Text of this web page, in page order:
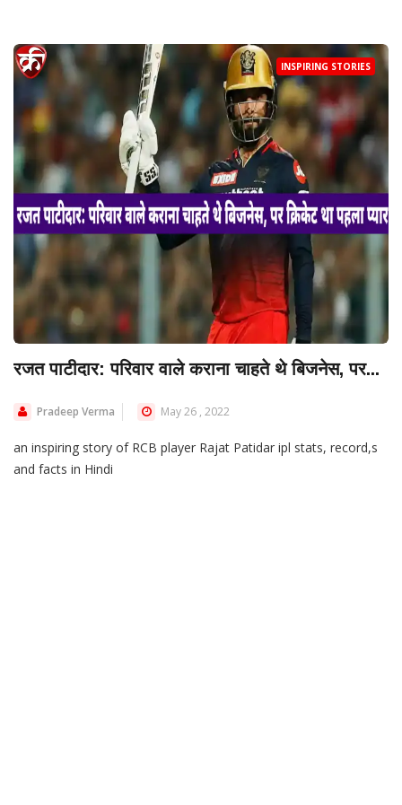
INSPIRING STORIES
रजत पाटीदार: परिवार वाले कराना चाहते थे बिजनेस, पर...
Pradeep Verma May 26 , 2022
an inspiring story of RCB player Rajat Patidar ipl stats, record,s
and facts in Hindi